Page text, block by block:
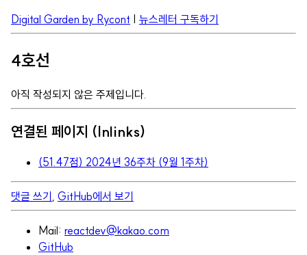
Digital Garden by Rycont 뉴스레터 구독하기
4호선
아직 작성되지 않은 주제입니다.
연결된 페이지 (Inlinks)
(51.47점) 2024년 36주차 (9월 1주차)
댓글 쓰기 , GitHub에서 보기
Mail: reactdev@kakao.com
GitHub